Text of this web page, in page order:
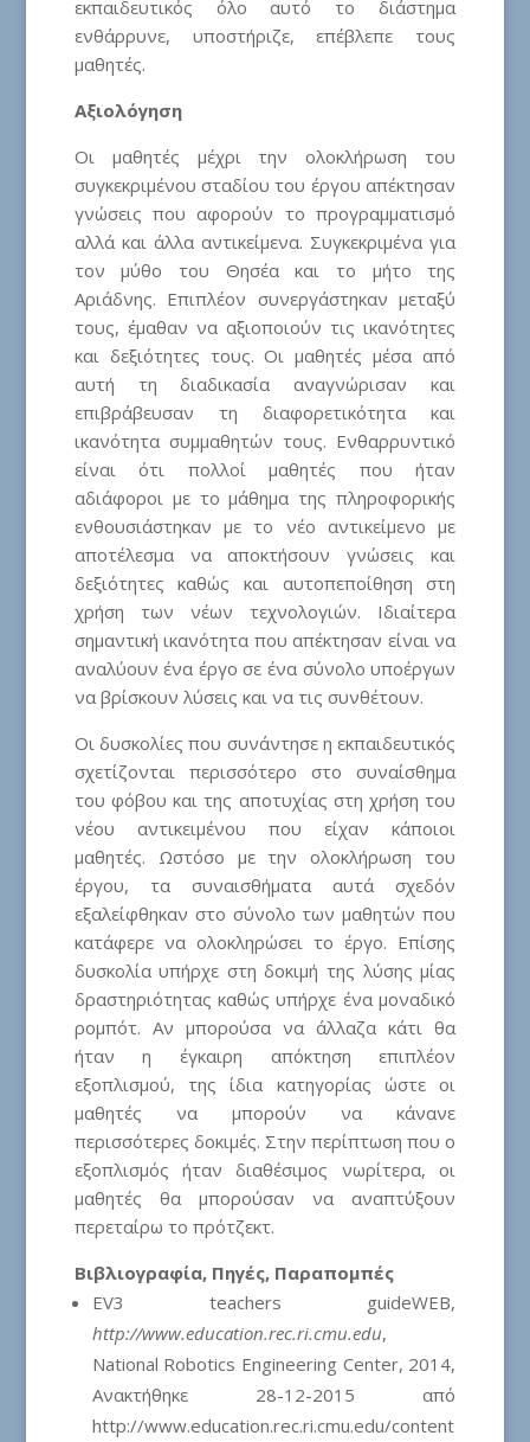
εκπαιδευτικός όλο αυτό το διάστημα
ενθάρρυνε, υποστήριζε, επέβλεπε τους
μαθητές.
Αξιολόγηση
Οι μαθητές μέχρι την ολοκλήρωση του
συγκεκριμένου σταδίου του έργου απέκτησαν
γνώσεις που αφορούν το προγραμματισμό
αλλά και άλλα αντικείμενα. Συγκεκριμένα για
τον μύθο του Θησέα και το μήτο της
Αριάδνης. Επιπλέον συνεργάστηκαν μεταξύ
τους, έμαθαν να αξιοποιούν τις ικανότητες
και δεξιότητες τους. Οι μαθητές μέσα από
αυτή τη διαδικασία αναγνώρισαν και
επιβράβευσαν τη διαφορετικότητα και
ικανότητα συμμαθητών τους. Ενθαρρυντικό
είναι ότι πολλοί μαθητές που ήταν
αδιάφοροι με το μάθημα της πληροφορικής
ενθουσιάστηκαν με το νέο αντικείμενο με
αποτέλεσμα να αποκτήσουν γνώσεις και
δεξιότητες καθώς και αυτοπεποίθηση στη
χρήση των νέων τεχνολογιών. Ιδιαίτερα
σημαντική ικανότητα που απέκτησαν είναι να
αναλύουν ένα έργο σε ένα σύνολο υποέργων
να βρίσκουν λύσεις και να τις συνθέτουν.
Οι δυσκολίες που συνάντησε η εκπαιδευτικός
σχετίζονται περισσότερο στο συναίσθημα
του φόβου και της αποτυχίας στη χρήση του
νέου αντικειμένου που είχαν κάποιοι
μαθητές. Ωστόσο με την ολοκλήρωση του
έργου, τα συναισθήματα αυτά σχεδόν
εξαλείφθηκαν στο σύνολο των μαθητών που
κατάφερε να ολοκληρώσει το έργο. Επίσης
δυσκολία υπήρχε στη δοκιμή της λύσης μίας
δραστηριότητας καθώς υπήρχε ένα μοναδικό
ρομπότ. Αν μπορούσα να άλλαζα κάτι θα
ήταν η έγκαιρη απόκτηση επιπλέον
εξοπλισμού, της ίδια κατηγορίας ώστε οι
μαθητές να μπορούν να κάνανε
περισσότερες δοκιμές. Στην περίπτωση που ο
εξοπλισμός ήταν διαθέσιμος νωρίτερα, οι
μαθητές θα μπορούσαν να αναπτύξουν
περεταίρω το πρότζεκτ.
Βιβλιογραφία, Πηγές, Παραπομπές
EV3 teachers guideWEB,
http://www.education.rec.ri.cmu.edu,
National Robotics Engineering Center, 2014,
Ανακτήθηκε 28-12-2015 από
http://www.education.rec.ri.cmu.edu/content